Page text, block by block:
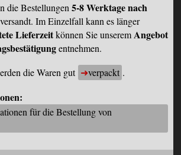
die Bestellungen5-8 Werktage nach
versandt. Im Einzelfall kann es länger
Lieferzeitkönnen Sie unseremAngebot
entnehmen.
die Waren gut
verpackt .
für die Bestellung von